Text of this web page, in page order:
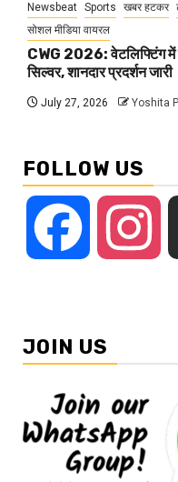
Newsbeat Sports खबर हटकर
सोशल मीडिया वायरल
CWG 2026: वेटलिफ्टिंग में
सिल्वर, शानदार प्रदर्शन जारी
July 27, 2026 Yoshita
FOLLOW US
Facebook
JOIN US